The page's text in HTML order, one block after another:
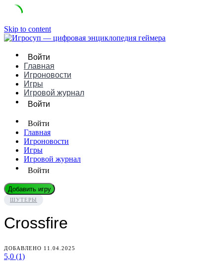
Skip to content
Войти
Главная
Игроновости
Игры
Игровой журнал
Войти
Войти
Главная
Игроновости
Игры
Игровой журнал
Войти
Добавить игру
ШУТЕРЫ
Crossfire
ДОБАВЛЕНО 11.04.2025
5,0 (1)